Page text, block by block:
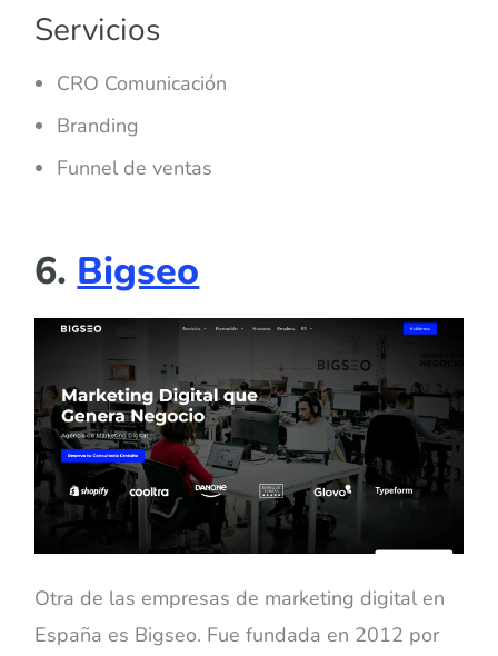
Servicios
CRO Comunicación
Branding
Funnel de ventas
6. Bigseo
Otra de las empresas de marketing digital en
España es Bigseo. Fue fundada en 2012 por